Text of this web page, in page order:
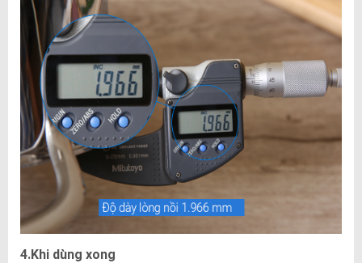
4.Khi dùng xong